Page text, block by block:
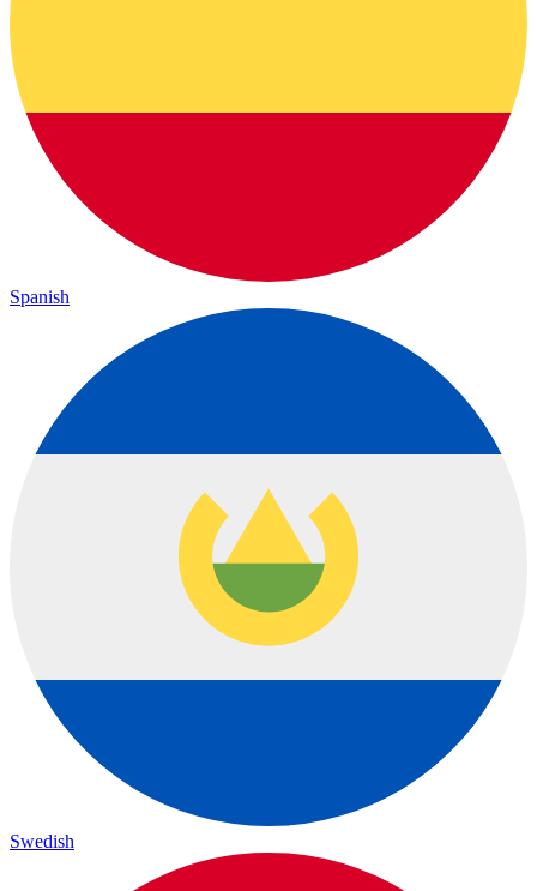
Spanish
Swedish